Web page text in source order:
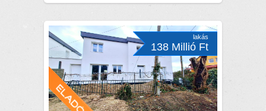
lakás
138 Millió Ft